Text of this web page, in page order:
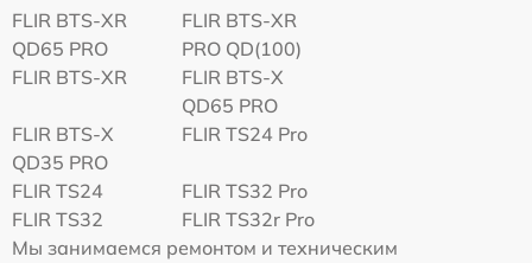
FLIR BTS-XR
QD65 PRO
FLIR BTS-XR
PRO QD(100)
FLIR BTS-XR
FLIR BTS-X
QD65 PRO
FLIR BTS-X
QD35 PRO
FLIR TS24 Pro
FLIR TS24
FLIR TS32 Pro
FLIR TS32
FLIR TS32r Pro
Мы занимаемся ремонтом и техническим